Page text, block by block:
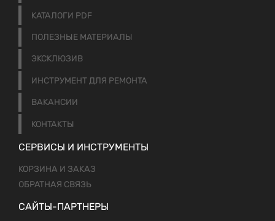
КАТАЛОГИ PDF
ПОЛЕЗНЫЕ МАТЕРИАЛЫ
ЭКСКЛЮЗИВ
ИНСТРУМЕНТ ДЛЯ РЕМОНТА
ВАКАНСИИ
КОНТАКТЫ
СЕРВИСЫ И ИНСТРУМЕНТЫ
КОРЗИНА И ЗАКАЗ
ОБРАТНАЯ СВЯЗЬ
САЙТЫ-ПАРТНЕРЫ